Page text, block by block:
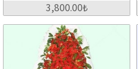
3,800.00₺